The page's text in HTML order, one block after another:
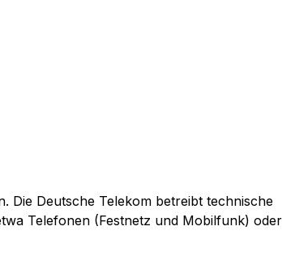
Die Deutsche Telekom betreibt technische
Telefonen (Festnetz und Mobilfunk) oder